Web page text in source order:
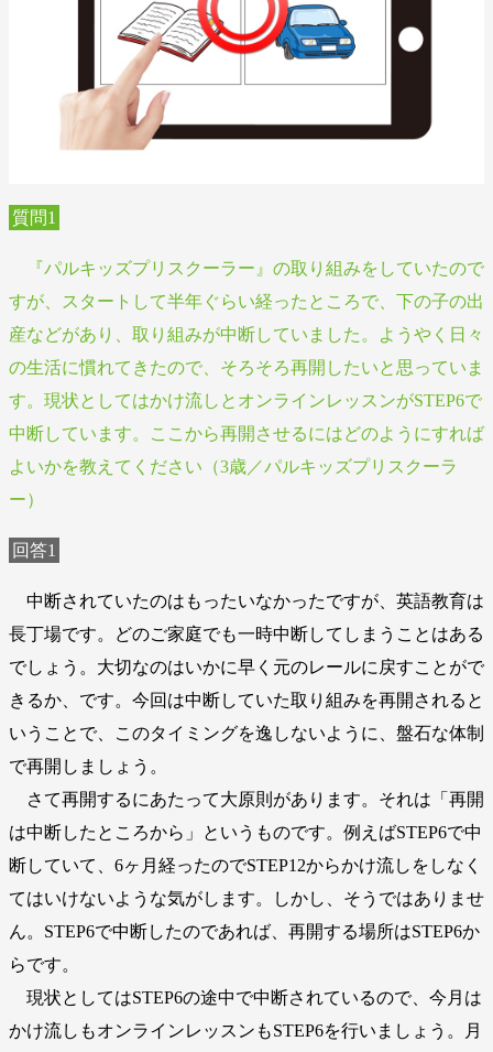
質問1
『パルキッズプリスクーラー』の取り組みをしていたので
すが、スタートして半年ぐらい経ったところで、下の子の出
産などがあり、取り組みが中断していました。ようやく日々
の生活に慣れてきたので、そろそろ再開したいと思っていま
す。現状としてはかけ流しとオンラインレッスンがSTEP6で
中断しています。ここから再開させるにはどのようにすれば
よいかを教えてください（3歳／パルキッズプリスクーラ
ー）
回答1
中断されていたのはもったいなかったですが、英語教育は
長丁場です。どのご家庭でも一時中断してしまうことはある
でしょう。大切なのはいかに早く元のレールに戻すことがで
きるか、です。今回は中断していた取り組みを再開されると
いうことで、このタイミングを逸しないように、盤石な体制
で再開しましょう。
さて再開するにあたって大原則があります。それは「再開
は中断したところから」というものです。例えばSTEP6で中
断していて、6ヶ月経ったのでSTEP12からかけ流しをしなく
てはいけないような気がします。しかし、そうではありませ
ん。STEP6で中断したのであれば、再開する場所はSTEP6か
らです。
現状としてはSTEP6の途中で中断されているので、今月は
かけ流しもオンラインレッスンもSTEP6を行いましょう。月